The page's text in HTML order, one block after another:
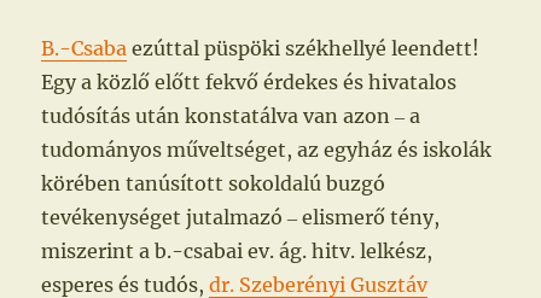
B.-Csaba ezúttal püspöki székhellyé leendett!
Egy a közlő előtt fekvő érdekes és hivatalos
tudósítás után konstatálva van azon ‒ a
tudományos műveltséget, az egyház és iskolák
körében tanúsított sokoldalú buzgó
tevékenységet jutalmazó ‒ elismerő tény,
miszerint a b.-csabai ev. ág. hitv. lelkész,
esperes és tudós,dr. Szeberényi Gusztáv